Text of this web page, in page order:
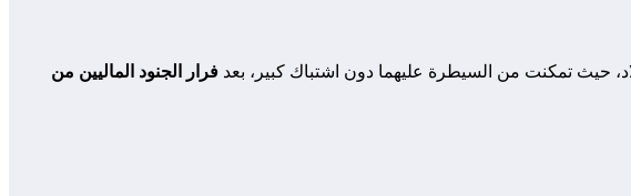
حيث تمكنت من السيطرة عليهما دون اشتباك كبير، بعد فرار الجنود الماليين من